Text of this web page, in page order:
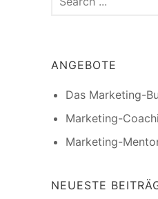
ANGEBOTE
Das Marketing-
Marketing-
Marketing-
NEUESTE